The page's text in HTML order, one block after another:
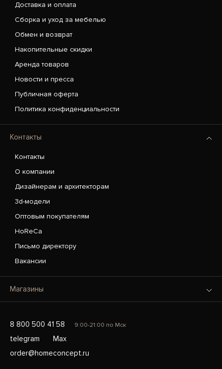
Доставка и оплата
Сборка и уход за мебелью
Обмен и возврат
Накопительные скидки
Аренда товаров
Новости и пресса
Публичная оферта
Политика конфиденциальности
Контакты
Контакты
О компании
Дизайнерам и архитекторам
3d-модели
Оптовым покупателям
HoReCa
Письмо директору
Вакансии
Магазины
8 800 500 41 58 9:00-21:00 по Мск
telegram
Max
order@homeconcept.ru